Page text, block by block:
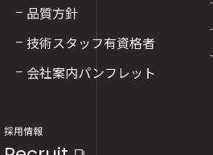
品質方針
技術スタッフ有資格者
会社案内パンフレット
採用情報